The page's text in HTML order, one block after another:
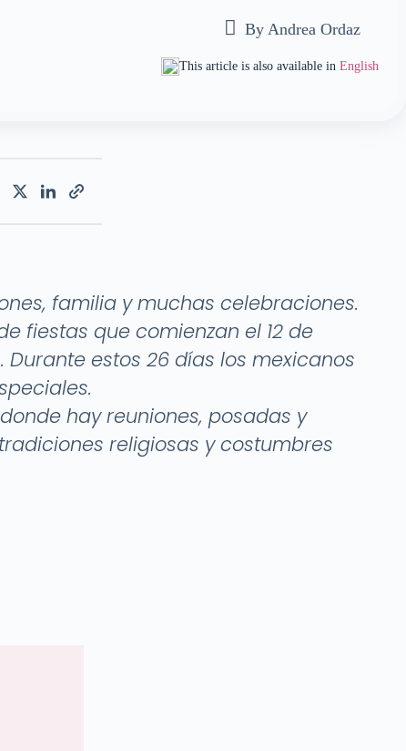
By Andrea Ordaz
This article is also available in English
familia y muchas celebraciones.
fiestas que comienzan el 12 de
estos 26 días los mexicanos
hay reuniones, posadas y
religiosas y costumbres